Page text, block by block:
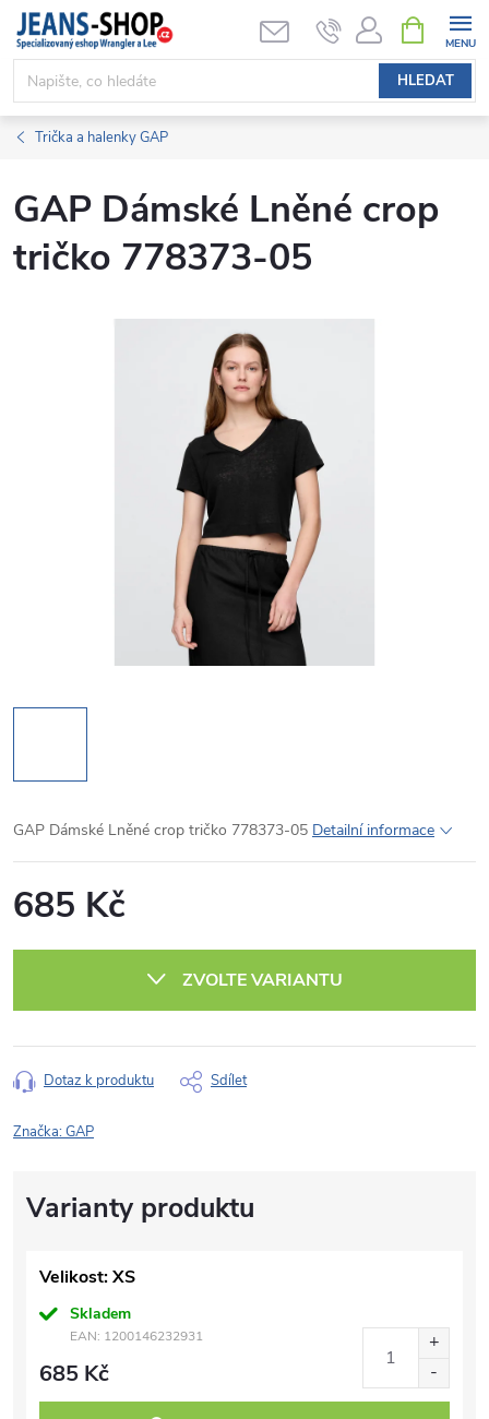
Přejít
obsah
HLEDAT
NÁKUPNÍ
KOŠÍK
Trička a halenky GAP
GAP Dámské Lněné crop
tričko 778373-05
GAP Dámské Lněné crop tričko 778373-05 Detailní informace
685 Kč
ZVOLTE VARIANTU
Dotaz k produktu Sdílet
Značka:GAP
Velikost: XS
Skladem
EAN: 1200146232931
685 Kč